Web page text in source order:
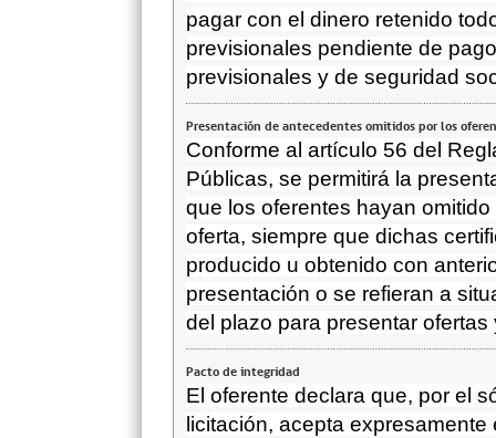
pagar con el dinero retenido
previsionales pendiente de
previsionales y de seguridad
Presentación de antecedentes omitidos por los
Conforme al artículo 56 del
Públicas, se permitirá la
que los oferentes hayan
oferta, siempre que dichas
producido u obtenido con
presentación o se refieran a
del plazo para presentar
Pacto de integridad
El oferente declara que, por el
licitación, acepta